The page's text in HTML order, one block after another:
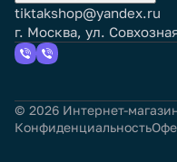
tiktakshop@yandex.ru
г. Москва, ул.
© 2026 Интернет-
Конфиденциальность